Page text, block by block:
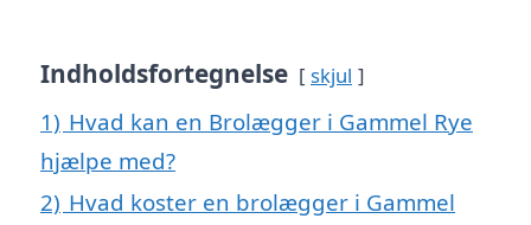
Indholdsfortegnelse skjul
1) Hvad kan en Brolægger i Gammel Rye
hjælpe med?
2) Hvad koster en brolægger i Gammel